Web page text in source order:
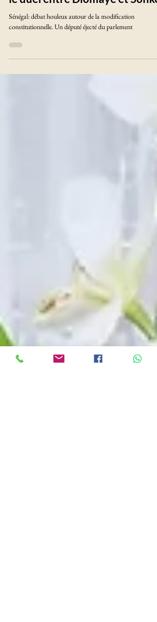
Towanou Johannes
Jun 29
4 min read
Sénégal: la constitution relance
le duel entre Diomaye et Sonko
constitutionnelle. Un député éjecté du parlement